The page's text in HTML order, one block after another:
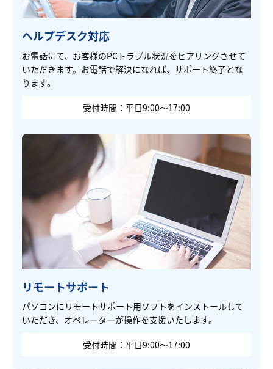
ヘルプデスク対応
お電話にて、お客様のPCトラブル状況をヒアリングさせて
いただきます。お電話で解決になれば、サポート終了とな
ります。
受付時間：平日9:00～17:00
リモートサポート
パソコンにリモートサポート用ソフトをインストールして
いただき、オペレーターが操作を支援いたします。
受付時間：平日9:00～17:00